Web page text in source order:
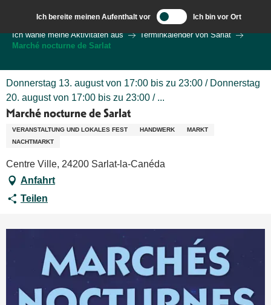
contenu
principal
Ich bereite meinen Aufenthalt vor Ich bin vor Ort
Ich wähle meine Aktivitäten aus
Terminkalender von Sarlat
Marché nocturne de Sarlat
Donnerstag 13. august von 17:00 bis zu 23:00 / Donnerstag
20. august von 17:00 bis zu 23:00 / ...
Marché nocturne de Sarlat
VERANSTALTUNG UND LOKALES FEST HANDWERK
MARKT
NACHTMARKT
Centre Ville, 24200 Sarlat-la-Canéda
Anfahrt
Teilen